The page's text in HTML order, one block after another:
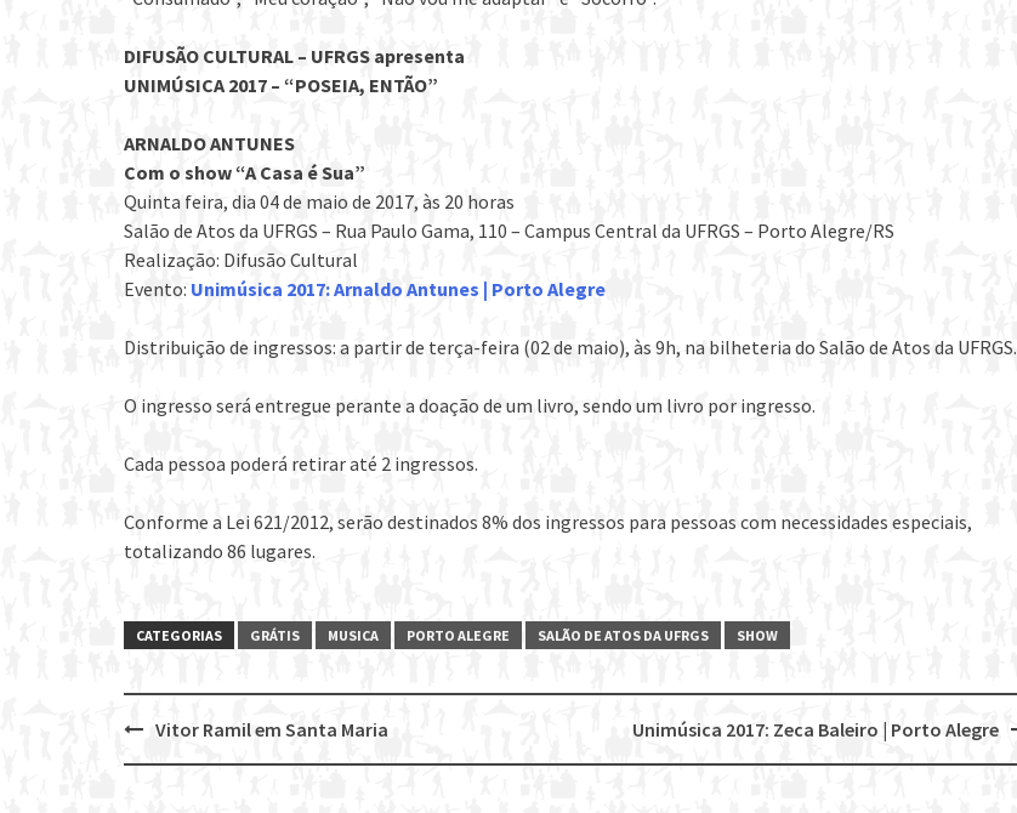
DIFUSÃO CULTURAL – UFRGS apresenta
UNIMÚSICA 2017 – “POSEIA, ENTÃO”
ARNALDO ANTUNES
Com o show “A Casa é Sua”
Quinta feira, dia 04 de maio de 2017, às 20 horas
Salão de Atos da UFRGS – Rua Paulo Gama, 110 – Campus Central da UFRGS – Porto Alegre/RS
Realização: Difusão Cultural
Evento: Unimúsica 2017: Arnaldo Antunes | Porto Alegre
Distribuição de ingressos: a partir de terça-feira (02 de maio), às 9h, na bilheteria do Salão de Atos da UFRGS.
O ingresso será entregue perante a doação de um livro, sendo um livro por ingresso.
Cada pessoa poderá retirar até 2 ingressos.
Conforme a Lei 621/2012, serão destinados 8% dos ingressos para pessoas com necessidades especiais,
totalizando 86 lugares.
CATEGORIAS GRÁTIS MUSICA PORTO ALEGRE SALÃO DE ATOS DA UFRGS SHOW
Post
Unimúsica 2017: Zeca Baleiro | Porto Alegre
Vitor Ramil em Santa Maria